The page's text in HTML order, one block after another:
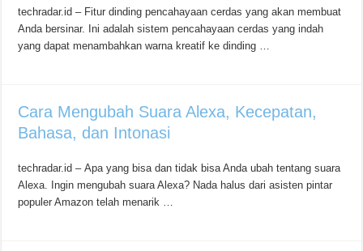
techradar.id – Fitur dinding pencahayaan cerdas yang akan membuat
Anda bersinar. Ini adalah sistem pencahayaan cerdas yang indah
yang dapat menambahkan warna kreatif ke dinding …
Cara Mengubah Suara Alexa, Kecepatan,
Bahasa, dan Intonasi
techradar.id – Apa yang bisa dan tidak bisa Anda ubah tentang suara
Alexa. Ingin mengubah suara Alexa? Nada halus dari asisten pintar
populer Amazon telah menarik …